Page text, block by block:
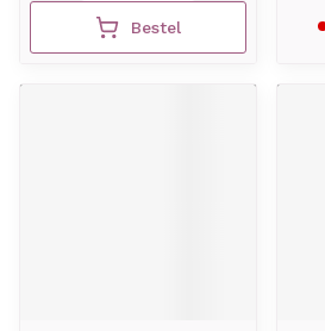
Bestel